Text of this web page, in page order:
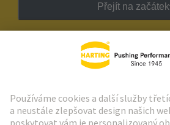
Přejít na začátek
Zpravodaj HARTING